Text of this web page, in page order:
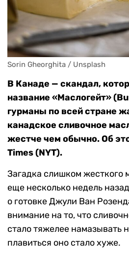
Sorin Gheorghita / Unsplash
В Канаде — скандал,
название «Маслогейт»
гурманы по всей стране
канадское сливочное
жестче чем обычно. Об
Times (NYT).
Загадка слишком жесткого
еще несколько недель
о готовке Джули Ван
внимание на то, что
стало тяжелее намазывать
плавиться оно стало хуже.